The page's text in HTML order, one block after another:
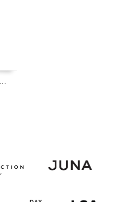
Chateau -viinilasi XL 61cl (50cl)